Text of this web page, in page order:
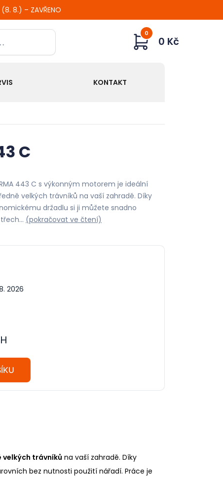
8.) – ZAVŘENO
0
0 Kč
KONTAKT
C
443 C s výkonným motorem je ideální
velkých trávníků na vaší zahradě. Díky
držadlu si ji můžete snadno
(pokračovat ve čtení)
2026
velkých trávníků na vaší zahradě. Díky
bez nutnosti použití nářadí. Práce je